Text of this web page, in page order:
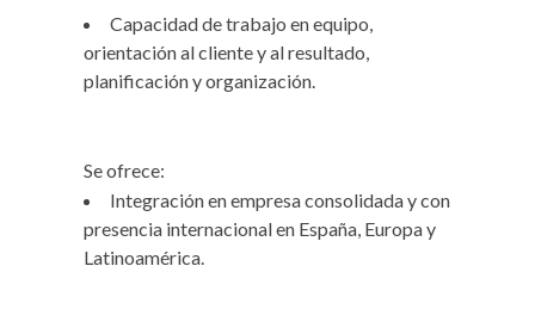
Capacidad de trabajo en equipo,
orientación al cliente y al resultado,
planificación y organización.
Se ofrece:
Integración en empresa consolidada y con
presencia internacional en España, Europa y
Latinoamérica.